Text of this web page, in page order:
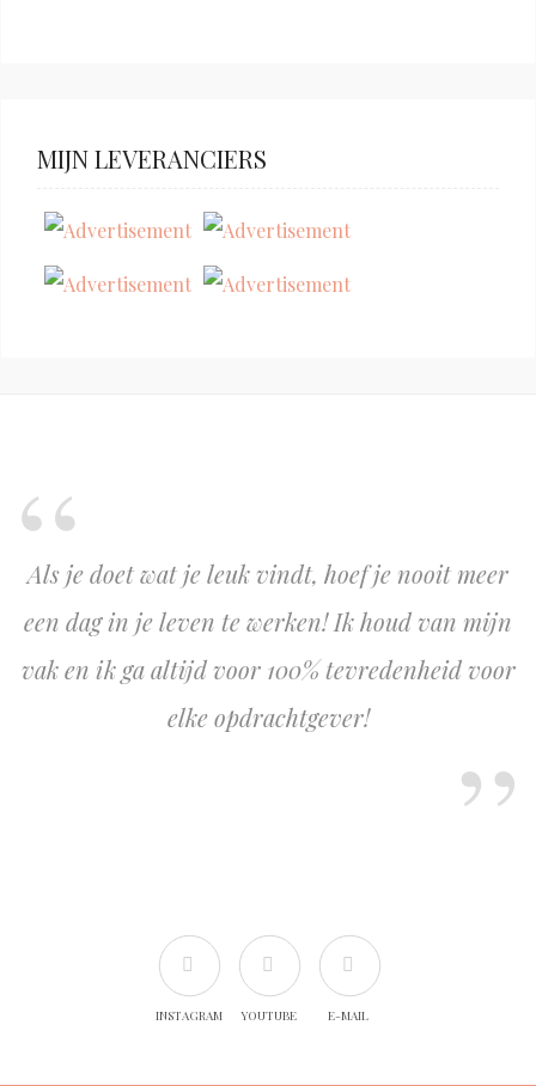
MIJN LEVERANCIERS
Als je doet wat je leuk vindt, hoef je nooit meer
een dag in je leven te werken! Ik houd van mijn
vak en ik ga altijd voor 100% tevredenheid voor
elke opdrachtgever!
INSTAGRAM YOUTUBE E-MAIL